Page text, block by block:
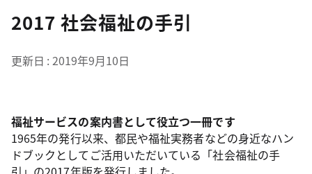
2017 社会福祉の手引
更新日 2019年9月10日
福祉サービスの案内書として役立つ一冊です
1965年の発行以来、都民や福祉実務者などの身近なハン
ドブックとしてご活用いただいている「社会福祉の手